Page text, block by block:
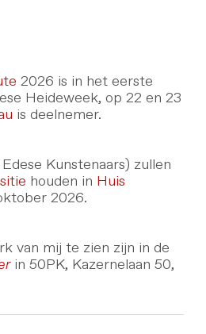
2026 is in het eerste
Heideweek, op 22 en 23
is deelnemer.
Kunstenaars) zullen
houden in Huis
2026.
van mij te zien zijn in de
in 50PK, Kazernelaan 50,